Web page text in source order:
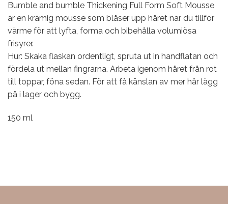
Bumble and bumble Thickening Full Form Soft Mousse
är en krämig mousse som blåser upp håret när du tillför
värme för att lyfta, forma och bibehålla volumiösa
frisyrer.
Hur: Skaka flaskan ordentligt, spruta ut in handflatan och
fördela ut mellan fingrarna. Arbeta igenom håret från rot
till toppar, föna sedan. För att få känslan av mer hår lägg
på i lager och bygg.
150 ml